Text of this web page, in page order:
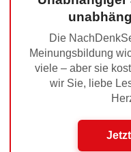
Die
Meinungsbildung
viele – aber sie
wir Sie, liebe